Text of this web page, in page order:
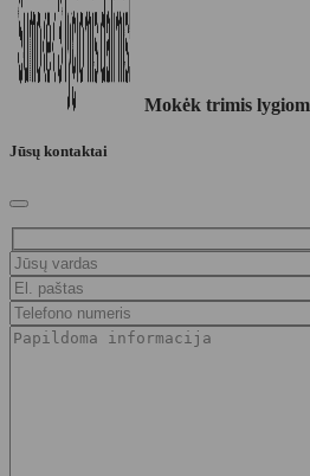
Mokėk trimis
Jūsų kontaktai